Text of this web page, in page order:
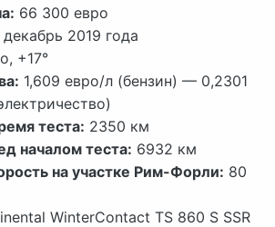
66 300 евро
декабрь 2019 года
+17°
1,609 евро/л (бензин) — 0,2301
теста: 2350 км
началом теста: 6932 км
на участке Рим-Форли: 80
WinterContact TS 860 S SSR